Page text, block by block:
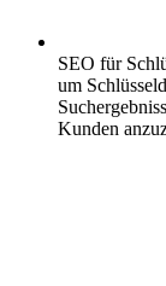
SEO für
um
Kunden